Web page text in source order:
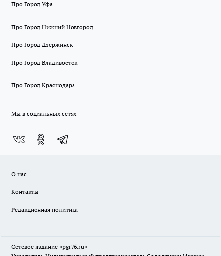
Про Город Уфа
Про Город Нижний Новгород
Про Город Дзержинск
Про Город Владивосток
Про Город Краснодара
Мы в социальных сетях
О нас
Контакты
Редакционная политика
Сетевое издание «pgr76.ru»